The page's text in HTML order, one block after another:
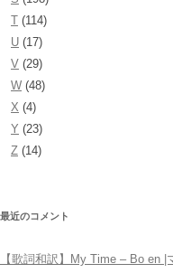
T (114)
U (17)
V (29)
W (48)
X (4)
Y (23)
Z (14)
最近のコメント
【歌詞和訳】My Time – Bo en